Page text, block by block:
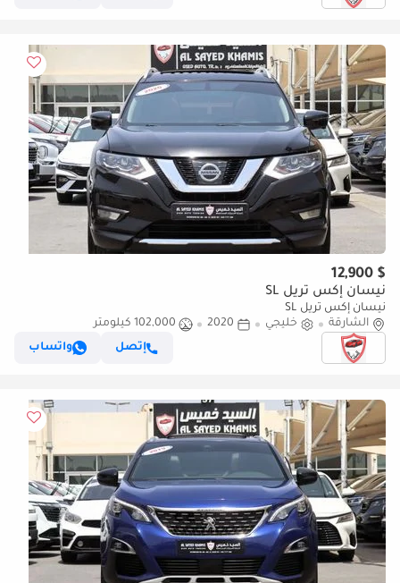
$ 12,900
نيسان إكس تريل SL
نيسان إكس تريل SL
الشارقة
خليجي 2020
102,000 كيلومتر
إتصل
واتساب